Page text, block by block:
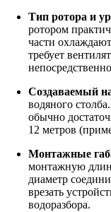
Тип ротора и
ротором
части
требует
Создаваемый
водяного
обычно
12 метров
Монтажные
монтажную
диаметр
врезать
водоразбора.